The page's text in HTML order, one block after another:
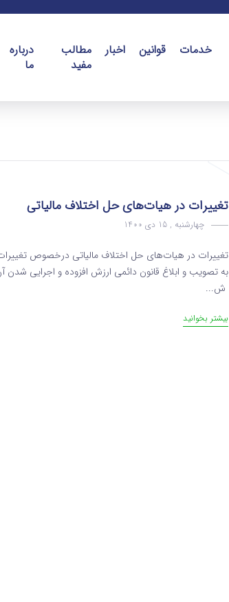
خدمات قوانین اخبار
مطالب
مفید
درباره
ما
تغییرات در هیات‌های حل اختلاف مالیاتی
چهارشنبه , 15 دی 1400
تغییرات در هیات‌های حل اختلاف مالیاتی درخصوص
ش...
بیشتر بخوانید